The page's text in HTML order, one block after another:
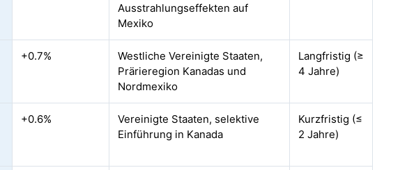
Ausstrahlungseffekten auf
Mexiko
+0.7%
Westliche Vereinigte Staaten,
Prärieregion Kanadas und
Nordmexiko
Langfristig (≥
4 Jahre)
+0.6%
Vereinigte Staaten, selektive
Einführung in Kanada
Kurzfristig (≤
2 Jahre)